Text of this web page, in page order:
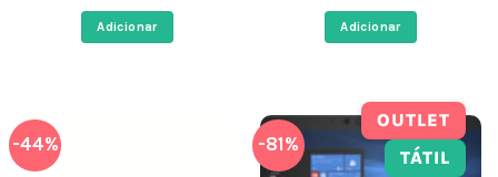
era:
542,00 €.
Adicionar
era:
570,00 €.
Adicionar
-44% -81%
OUTLET
TÁTIL